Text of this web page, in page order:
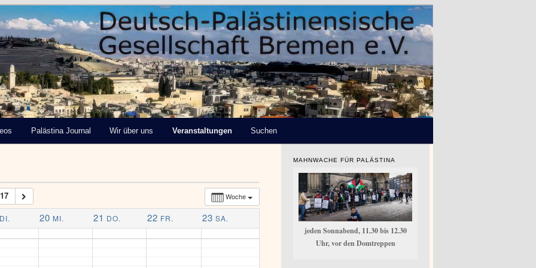
Gesellschaft
Palästina Journal Wir über uns Veranstaltungen Suchen
Woche
DI. 20 MI. 21 DO. 22 FR. 23 SA.
MAHNWACHE FÜR PALÄSTINA
jeden Sonnabend, 11.30 bis 12.30
Uhr, vor den Domtreppen